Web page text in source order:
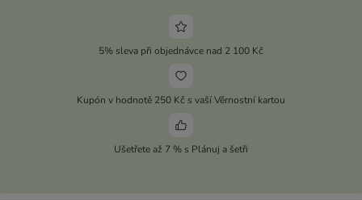
5% sleva při objednávce nad 2 100 Kč
Kupón v hodnotě 250 Kč s vaší Věrnostní kartou
Ušetřete až 7 % s Plánuj a šetři